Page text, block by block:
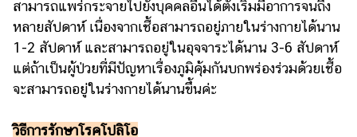
สามารถแพร่กระจายไปยังบุคคลอื่นได้ตั้งเริ่มมีอาการจนถึง
หลายสัปดาห์ เนื่องจากเชื้อสามารถอยู่ภายในร่างกายได้นาน
1-2 สัปดาห์ และสามารถอยู่ในอุจจาระได้นาน 3-6 สัปดาห์
แต่ถ้าเป็นผู้ป่วยที่มีปัญหาเรื่องภูมิคุ้มกันบกพร่องร่วมด้วยเชื้อ
จะสามารถอยู่ในร่างกายได้นานขึ้นค่ะ
วิธีการรักษาโรคโปลิโอ